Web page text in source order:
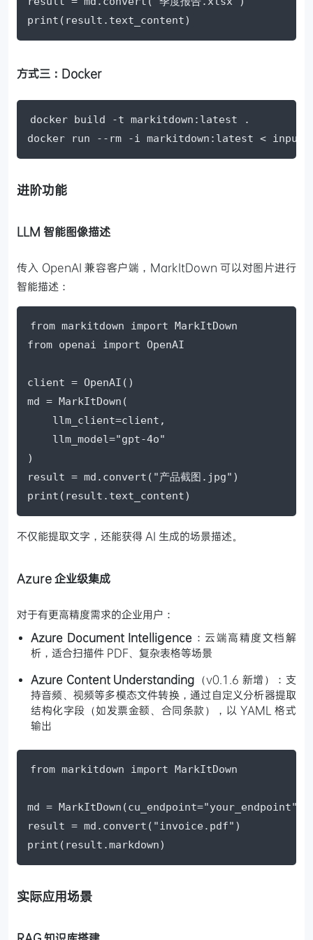
print(result.text_content)
方式三：Docker
docker build -t markitdown:latest .
docker run --rm -i markitdown:latest <
进阶功能
LLM 智能图像描述
传入 OpenAI 兼容客户端，MarkItDown 可以对图片进行
智能描述：
from markitdown import MarkItDown
from openai import OpenAI
client = OpenAI()
md = MarkItDown(
    llm_client=client,
    llm_model="gpt-4o"
)
result = md.convert("产品截图.jpg")
print(result.text_content)
不仅能提取文字，还能获得 AI 生成的场景描述。
Azure 企业级集成
对于有更高精度需求的企业用户：
Azure Document Intelligence ：云端高精度文档解
析，适合扫描件 PDF、复杂表格等场景
Azure Content Understanding （v0.1.6 新增）：支
持音频、视频等多模态文件转换，通过自定义分析器提取
结构化字段（如发票金额、合同条款），以 YAML 格式
输出
from markitdown import MarkItDown
md = MarkItDown(cu_endpoint="your_endpoint")
result = md.convert("invoice.pdf")
print(result.markdown)
实际应用场景